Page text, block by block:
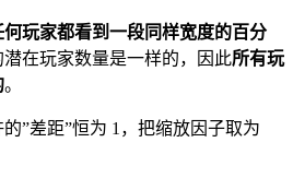
何玩家都看到一段同样宽度的百分
在玩家数量是一样的，因此所有玩
。
”差距”恒为 1，把缩放因子取为